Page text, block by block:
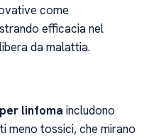
come
efficacia nel
da malattia.
linfoma includono
meno tossici, che mirano